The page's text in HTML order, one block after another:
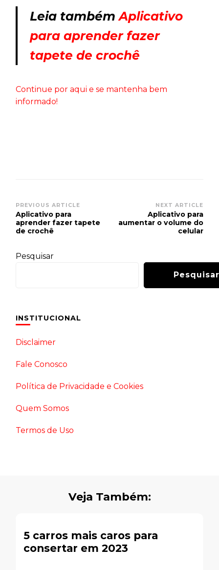
Leia tambémAplicativo
para aprender fazer
tapete de crochê
Continue por aqui e se mantenha bem
informado!
Post
Navigation
PREVIOUS ARTICLE
Aplicativo para
aprender fazer tapete
de crochê
NEXT ARTICLE
Aplicativo para
aumentar o volume do
celular
Pesquisar
Pesquisar
INSTITUCIONAL
Disclaimer
Fale Conosco
Política de Privacidade e Cookies
Quem Somos
Termos de Uso
Veja Também:
5 carros mais caros para
consertar em 2023